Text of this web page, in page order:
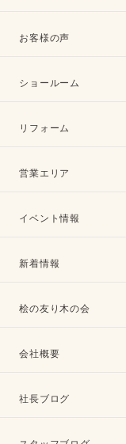
お客様の声
ショールーム
リフォーム
営業エリア
イベント情報
新着情報
桧の友り木の会
会社概要
社長ブログ